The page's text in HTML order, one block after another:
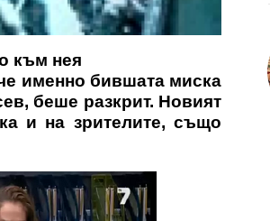
към нея
именно бившата миска
беше разкрит. Новият
и на зрителите, също